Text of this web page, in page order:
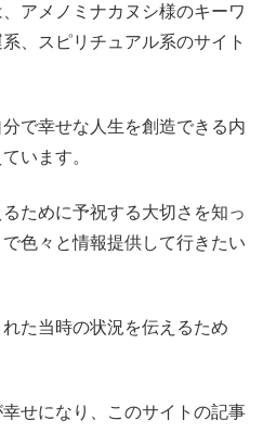
アメノミナカヌシ様のキーワ
、スピリチュアル系のサイト
で幸せな人生を創造できる内
います。
ために予祝する大切さを知っ
色々と情報提供して行きたい
た当時の状況を伝えるため
せになり、このサイトの記事